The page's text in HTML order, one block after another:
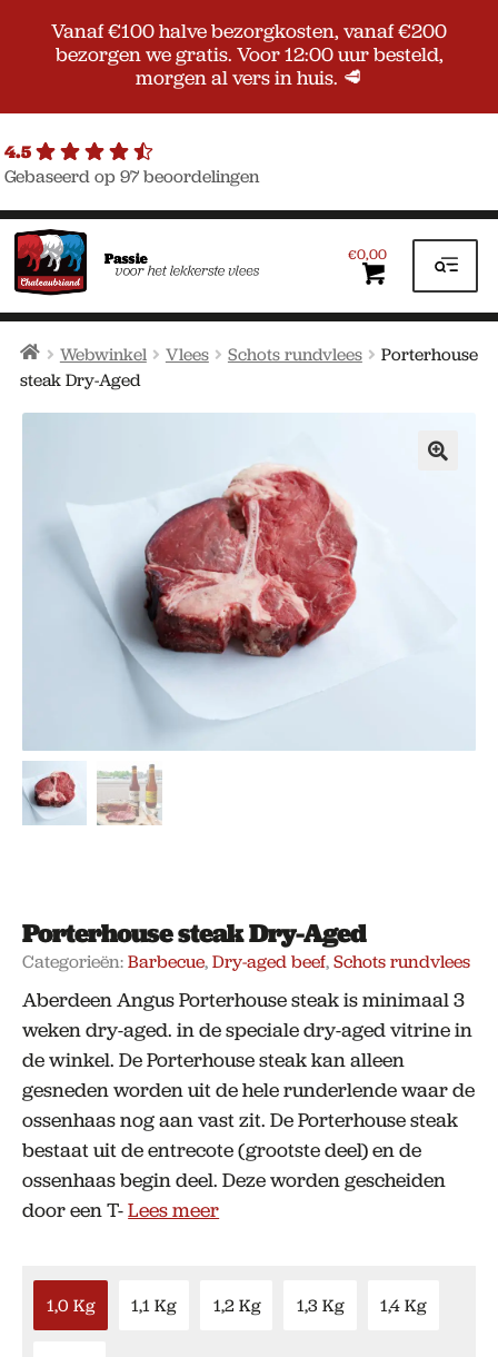
Vanaf €100 halve bezorgkosten, vanaf €200
bezorgen we gratis. Voor 12:00 uur besteld,
morgen al vers in huis. 🥩
4.5
Gebaseerd op 97 beoordelingen
Ga
door
naar
navigatie
Ga
naar
de
inhoud
€0,00
Home
Webwinkel Vlees Schots rundvlees
Porterhouse
steak Dry-Aged
Categorieën:Barbecue,Dry-aged beef,Schots rundvlees
Porterhouse steak Dry-Aged
Aberdeen Angus Porterhouse steak is minimaal 3
weken dry-aged. in de speciale dry-aged vitrine in
de winkel. De Porterhouse steak kan alleen
gesneden worden uit de hele runderlende waar de
ossenhaas nog aan vast zit. De Porterhouse steak
bestaat uit de entrecote (grootste deel) en de
ossenhaas begin deel. Deze worden gescheiden
door een T-Lees meer
1,0 Kg 1,1 Kg 1,2 Kg 1,3 Kg 1,4 Kg